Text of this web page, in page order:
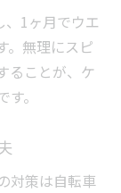
、1ヶ月でウエ
。無理にスピ
ることが、ケ
。
対策は自転車